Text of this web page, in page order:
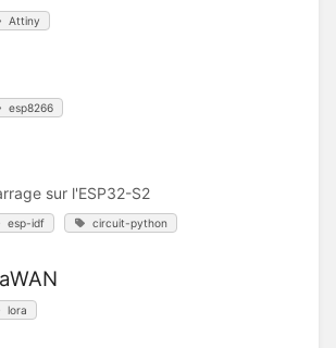
Attiny
esp8266
sur l'ESP32-S2
esp-idf circuit-python
lora